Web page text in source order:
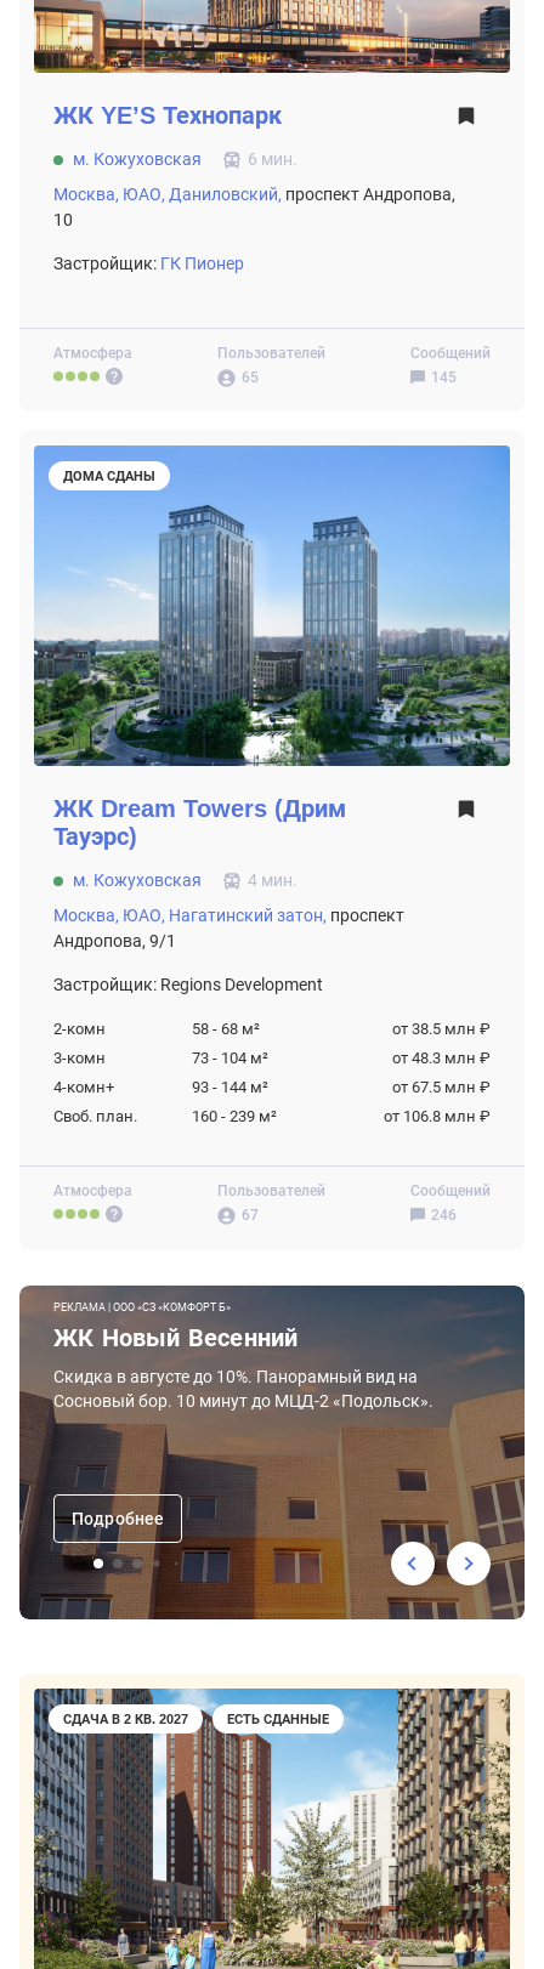
Атмосфера
Пользователей
65
Сообщений
145
ЖК YE’S Технопарк
м. Кожуховская
6 мин.
Москва, ЮАО, Даниловский, проспект Андропова,
10
Застройщик: ГК Пионер
ДОМА СДАНЫ
Атмосфера
Пользователей
67
Сообщений
246
ЖК Dream Towers (Дрим
Тауэрс)
м. Кожуховская
4 мин.
Москва, ЮАО, Нагатинский затон, проспект
Андропова, 9/1
Застройщик: Regions Development
2-комн 58 - 68 м²
от 38.5 млн ₽
3-комн
73 - 104 м²
от 48.3 млн ₽
4-комн+
93 - 144 м²
от 67.5 млн ₽
Своб. план.
160 - 239 м² от 106.8 млн ₽
РЕКЛАМА | ООО «СЗ «КОМФОРТ Б»
ЖК Новый Весенний
Скидка в августе до 10%. Панорамный вид на
Сосновый бор. 10 минут до МЦД-2 «Подольск».
Подробнее
СДАЧА В 2 КВ. 2027 ЕСТЬ СДАННЫЕ